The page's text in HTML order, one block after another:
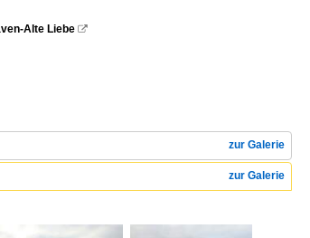
Alte Liebe 
zur Galerie
zur Galerie